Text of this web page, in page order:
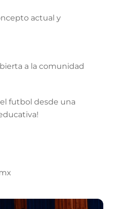
actual y
a la comunidad
el futbol desde una